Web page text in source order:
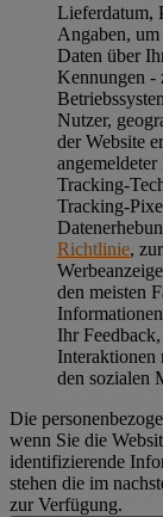
Lieferdatum,
Angaben,
Daten über
Kennungen -
Nutzer,
der Website
Tracking-
Tracking-
Richtlinie,
den meisten
Ihr
Interaktionen
den sozialen
Die
wenn Sie die
identifizierende
stehen die im
zur Verfügung.